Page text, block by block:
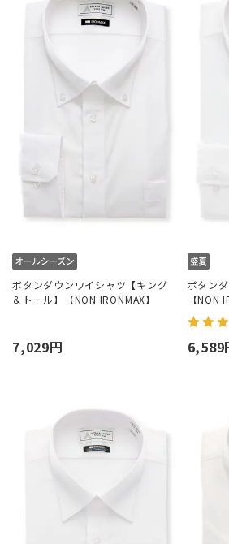
ボタンダウンワイシャツ【キング
＆トール】【NON IRONMAX】
7,029円
ボタン
【NON
6,589